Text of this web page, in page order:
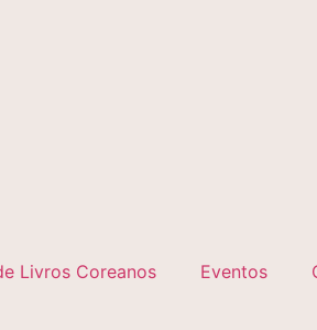
Livros Coreanos Eventos